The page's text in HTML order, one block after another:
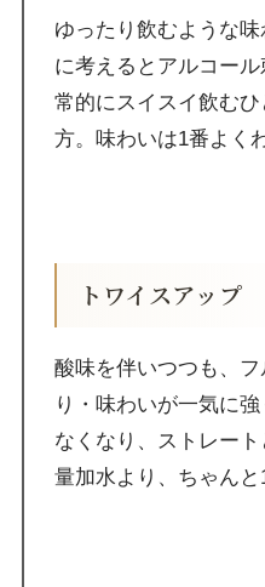
ゆったり飲むような
に考えるとアルコー
常的にスイスイ飲む
方。味わいは1番よく
トワイスアップ
酸味を伴いつつも、
り・味わいが一気に
なくなり、ストレー
量加水より、ちゃんと